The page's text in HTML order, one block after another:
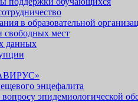
в образовательной
мест
данных
энцефалита
вопросу эпидемиологической